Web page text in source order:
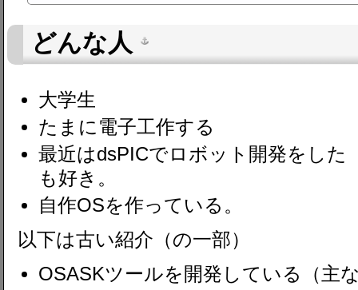
どんな人
大学生
たまに電子工作する
最近はdsPICでロボット開発をした
も好き。
自作OSを作っている。
以下は古い紹介（の一部）
OSASKツールを開発している（主